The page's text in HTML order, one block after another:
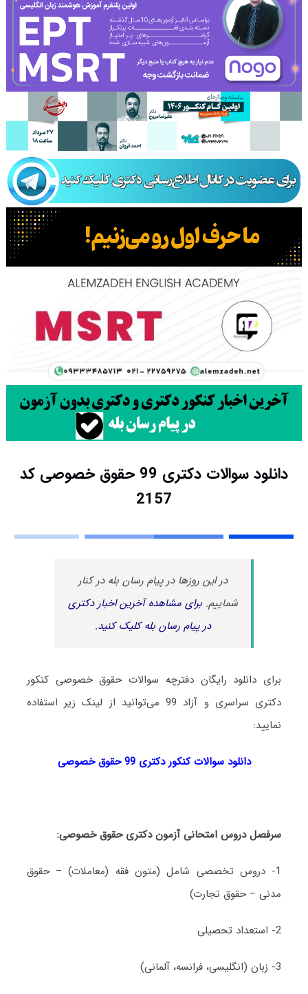
دانلود سوالات دکتری 99 حقوق خصوصی کد
2157
در این روزها در پیام رسان بله در کنار
شماییم.برای مشاهده آخرین اخبار دکتری
در پیام رسان بله کلیک کنید.
برای دانلود رایگان دفترچه سوالات حقوق خصوصی کنکور
دکتری سراسری و آزاد 99 می‌توانید از لینک زیر استفاده
نمایید:
دانلود سوالات کنکور دکتری 99 حقوق خصوصی
سرفصل دروس امتحانی آزمون دکتری حقوق خصوصی:
1- دروس تخصصی شامل (متون فقه (معاملات) – حقوق
مدنی – حقوق تجارت)
2- استعداد تحصیلی
3- زبان (انگلیسی، فرانسه، آلمانی)